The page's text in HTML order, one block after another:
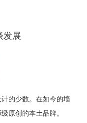
发展
的少数。在如今的墙
原创的本土品牌。